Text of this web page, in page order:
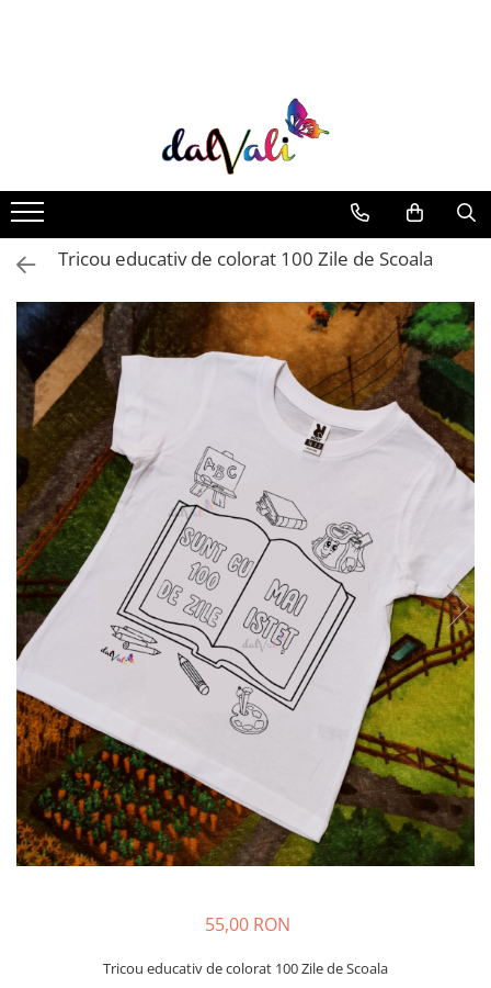
CARIOCI
Tricou educativ de colorat 100 Zile de Scoala
55,00 RON
Tricou educativ de colorat 100 Zile de Scoala